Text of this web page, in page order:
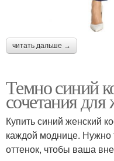
читать дальше →
Темно синий
сочетания
Купить синий женский
каждой моднице. Нужно
оттенок, чтобы ваша